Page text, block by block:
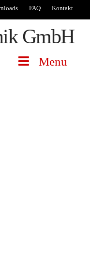
FAQ Kontakt
Menu